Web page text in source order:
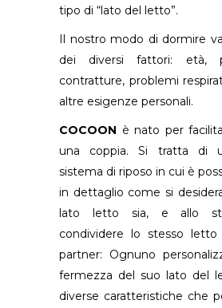
tipo di “lato del letto”.
Il nostro modo di dormire
dei diversi fattori: età,
contratture, problemi
altre esigenze personali.
COCOON è nato per
una coppia. Si tratta di
sistema di riposo in cui è
in dettaglio come si
lato letto sia, e allo
condividere lo stesso
partner: Ognuno
fermezza del suo lato del
diverse caratteristiche che